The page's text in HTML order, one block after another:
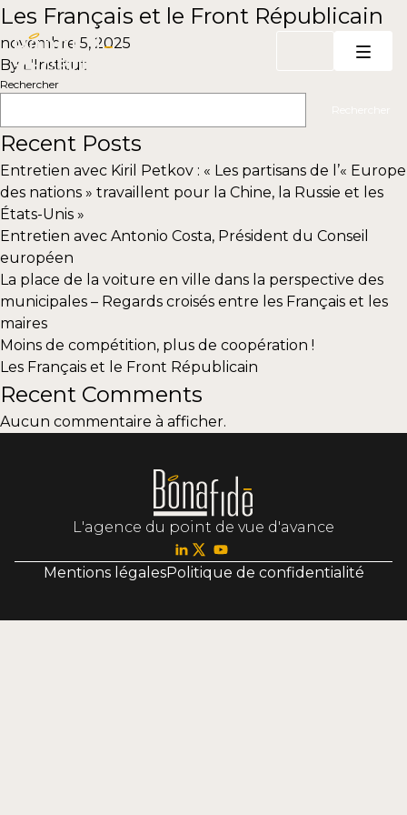
Aller au contenu
Les Français et le Front Républicain
novembre 5, 2025
By L'Institut
Rechercher
Recent Posts
Entretien avec Kiril Petkov : « Les partisans de l’« Europe
des nations » travaillent pour la Chine, la Russie et les
États-Unis »
Entretien avec Antonio Costa, Président du Conseil
européen
La place de la voiture en ville dans la perspective des
municipales – Regards croisés entre les Français et les
maires
Moins de compétition, plus de coopération !
Les Français et le Front Républicain
Recent Comments
Aucun commentaire à afficher.
L'agence du point de vue d'avance
Mentions légalesPolitique de confidentialité